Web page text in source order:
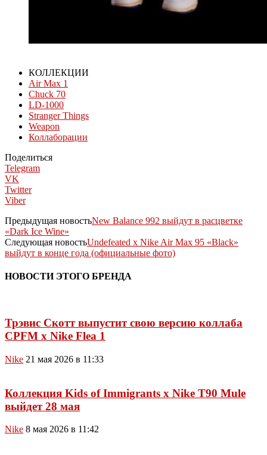
КОЛЛЕКЦИИ
Air Max 1
Chuck 70
LD-1000
Stranger Things
Weapon
Коллаборации
Поделиться
Telegram
VK
Twitter
Viber
Предыдущая новостьNew Balance 992 выйдут в расцветке
«Dark Ice Wine»
Следующая новостьUndefeated x Nike Air Max 95 «Black»
выйдут в конце года (официальные фото)
НОВОСТИ ЭТОГО БРЕНДА
Трэвис Скотт выпустит свою версию коллаба
CPFM x Nike Flea 1
Nike 21 мая 2026 в 11:33
Коллекция Kids of Immigrants x Nike T90 Mule
выйдет 28 мая
Nike 8 мая 2026 в 11:42